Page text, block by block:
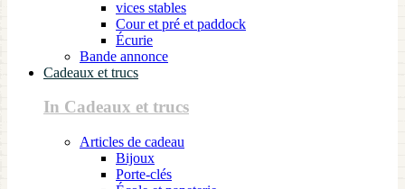
vices stables
Cour et pré et paddock
Écurie
Bande annonce
Cadeaux et trucs
In Cadeaux et trucs
Articles de cadeau
Bijoux
Porte-clés